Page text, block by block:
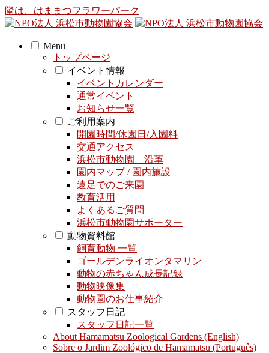
隣は、はままつフラワーパーク
Menu
トップページ
イベント情報
イベントカレンダー
通常イベント
お知らせ一覧
ご利用案内
開園時間/休園日/入園料
交通アクセス
浜松市動物園 沿革
園内マップ / 園内施設
遠足でのご来園
教育活用
よくあるご質問
浜松市動物園サポーター
動物資料館
飼育動物 一覧
ゴールデンライオンタマリン
動物の赤ちゃん成長記録
動物映像集
動物園のお仕事紹介
スタッフ日記
スタッフ日記一覧
About Hamamatsu Zoological Gardens (English)
Sobre o Jardim Zoológico de Hamamatsu (Português)